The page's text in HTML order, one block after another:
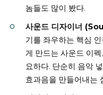
놈들도 많이 봤다.
사운드 디자이너
기를 좌우하는 핵심
게 만드는 사운드 이
요하다. 단순히 음악
효과음을 만들어내는